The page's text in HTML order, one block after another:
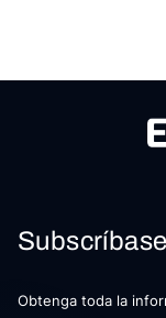
Obtenga toda la